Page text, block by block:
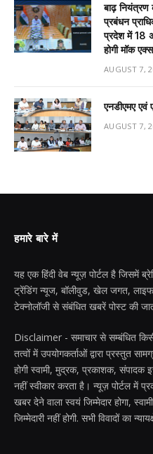
बाढ़ नियंत्रण
प्रबंधन
प्रदेश में 18
होगी मॉक
AUGUST 7,
एनडीएमए
AUGUST 7,
हमारे बारे में
यह एक हिंदी वेब न्यूज़ पोर्टल है जिसमें
ट्रेंडिंग न्यूज, बॉलीवुड, खेल जगत,
टेक्नोलॉजी से संबंधित खबरें पोस्ट की
Disclaimer - समाचार से सम्बंधित
तत्वों में उपयोगकर्ताओं द्वारा प्रस्तुत
होगी स्वामी, मुद्रक, प्रकाशक, संपादक
नहीं स्वीकार करता है। न्यूज़ पोर्टल में
खबर देने वाला स्वयं जिम्मेदार होगा,
जिम्मेदारी नहीं होगी. सभी विवादों का